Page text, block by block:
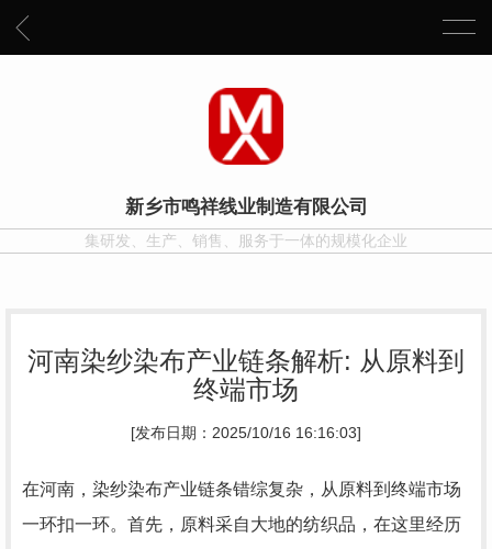
新乡市鸣祥线业制造有限公司
集研发、生产、销售、服务于一体的规模化企业
河南染纱染布产业链条解析: 从原料到
终端市场
[发布日期：2025/10/16 16:16:03]
在河南，染纱染布产业链条错综复杂，从原料到终端市场
一环扣一环。首先，原料采自大地的纺织品，在这里经历